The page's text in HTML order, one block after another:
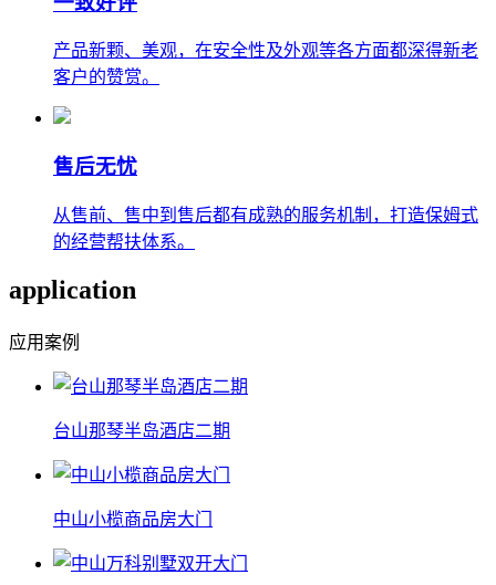
产品新颗、美观，在安全性及外观等各方面都深得新老
客户的赞赏。
售后无忧
从售前、售中到售后都有成熟的服务机制，打造保姆式
的经营帮扶体系。
application
应用案例
台山那琴半岛酒店二期
中山小榄商品房大门